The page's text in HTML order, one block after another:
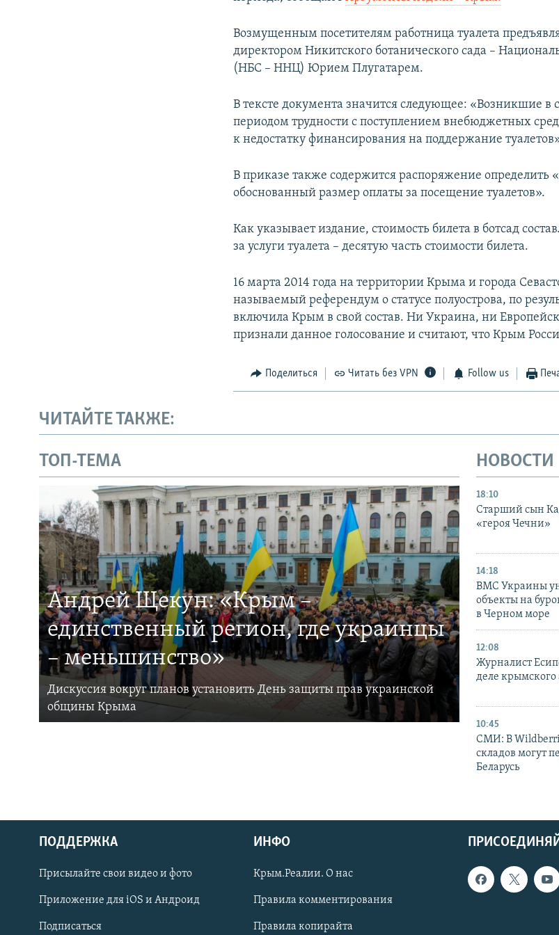
Українською
Qırımtatar
ПРИСОЕДИНЯЙТЕСЬ!
Возмущенным посетителям работница туалета
директором Никитского ботанического сада –
(НБС – ННЦ) Юрием Плугатарем.
В тексте документа значится следующее: «Возникшие в
периодом трудности с поступлением внебюджетных
к недостатку финансирования на поддержание
В приказе также содержится распоряжение определить
обоснованный размер оплаты за посещение туалетов».
Как указывает издание, стоимость билета в ботсад
за услуги туалета – десятую часть стоимости билета.
16 марта 2014 года на территории Крыма и города
называемый референдум о статусе полуострова, по
включила Крым в свой состав. Ни Украина, ни
признали данное голосование и считают, что Крым
Поделиться Читать без VPN Follow us
ЧИТАЙТЕ ТАКЖЕ:
ТОП-ТЕМА
Андрей Щекун: «Крым –
единственный регион, где украинцы
– меньшинство»
Дискуссия вокруг планов установить День защиты прав украинской
общины Крыма
НОВОСТИ
18:10
Старший сын
«героя Чечни»
14:18
ВМС Украины
объекты на
в Черном море
12:08
Журналист
деле
10:45
СМИ: В
складов могут
Беларусь
ПОДДЕРЖКА
Присылайте свои видео и фото
Приложение для iOS и Андроид
Подписаться
ИНФО
Крым.Реалии. О нас
Правила комментирования
Правила копирайта